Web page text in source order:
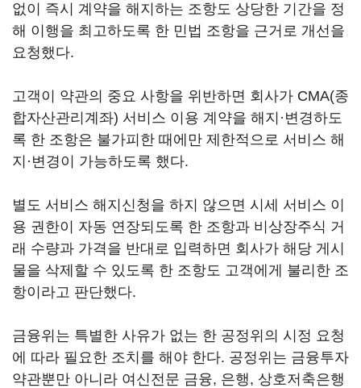
없이 즉시 계약을 해지하는 조항도 상당한 기간을 정
해 이행을 최고하도록 한 민법 조항을 근거로 개선을
요청했다.
고객이 약관의 중요 사항을 위반하면 회사가 CMA(종
합자산관리계좌) 서비스 이용 계약을 해지·변경하도
록 한 조항은 불가피한 때에만 제한적으로 서비스 해
지·변경이 가능하도록 했다.
별도 서비스 해지신청을 하지 않으면 시세 서비스 이
용 권한이 자동 연장되도록 한 조항과 비상장주식 거
래 수량과 가격을 반대로 입력하면 회사가 해당 게시
물을 삭제할 수 있도록 한 조항도 고객에게 불리한 조
항이라고 판단했다.
금융위는 특별한 사유가 없는 한 공정위의 시정 요청
에 따라 필요한 조치를 해야 한다. 공정위는 금융투자
약관뿐만 아니라 여신전문 금융, 은행, 상호저축은행